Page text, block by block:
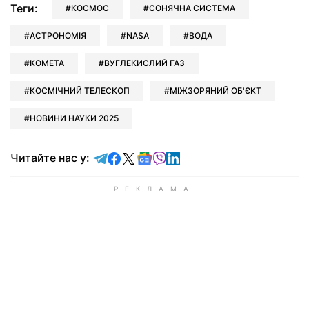
Теги: КОСМОС СОНЯЧНА СИСТЕМА
АСТРОНОМІЯ NASA ВОДА
КОМЕТА ВУГЛЕКИСЛИЙ ГАЗ
КОСМІЧНИЙ ТЕЛЕСКОП МІЖЗОРЯНИЙ ОБ'ЄКТ
НОВИНИ НАУКИ 2025
Читайте нас у: Читайте у Telegram
Читайте у Facebook
Читайте у X
Читайте у Google news
Читайте у Viber
Читайте у LinkedIn